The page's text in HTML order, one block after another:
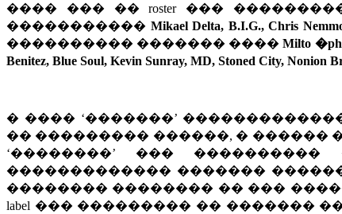
���� ��� �� roster ���
����������� Mikael Delta, B.I.G.,
���������� ������� ����Milto �ph
Benitez, Blue Soul, Kevin Sunray, MD, Stoned City,
� ���� ‘�������’
�� ��������� ������, � ������
‘��������’ ���
������������� �������
�������� �������� �� ���
label ��� ��������� �� �������